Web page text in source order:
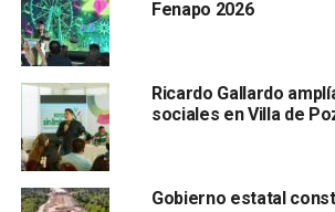
este territorio se destaca por ser
como el tomate, chile, vid y vino.
Fenapo 2026
Ricardo Gallardo
sociales en Villa de
Gobierno estatal